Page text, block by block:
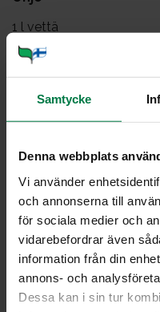
Samtycke
Denna webbplats
Vi använder
och annonserna till
för sociala medier och
vidarebefordrar även
information från din
annons- och
Dessa kan i sin tur
1 l vettä
kasvisliemikuutio tai
4perunaa
sipuli
3parsakaalia
keltainen paprika
valkosipulin kynttä
100
g
dl (kuivattuja
lehtipersiljaa
Kuori ja kuutioi